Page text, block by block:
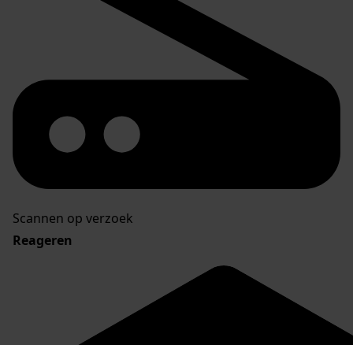
Scannen op verzoek
Reageren